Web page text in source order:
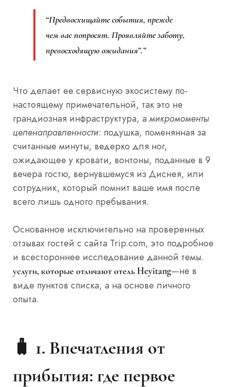
“Предвосхищайте события, прежде
чем вас попросят. Проявляйте заботу,
превосходящую ожидания”.”
Что делает ее сервисную экосистему по-
настоящему примечательной, так это не
грандиозная инфраструктура, амикромоменты
целенаправленности: подушка, поменянная за
считанные минуты, ведерко для ног,
ожидающее у кровати, вонтоны, поданные в 9
вечера гостю, вернувшемуся из Диснея, или
сотрудник, который помнит ваше имя после
всего лишь одного пребывания.
Основанное исключительно на проверенных
отзывах гостей с сайта Trip.com, это подробное
и всестороннее исследование данной темы.
услуги, которые отличают отель Heyitang—не в
виде пунктов списка, а на основе личного
опыта.
🧳 1. Впечатления от
прибытия: где первое